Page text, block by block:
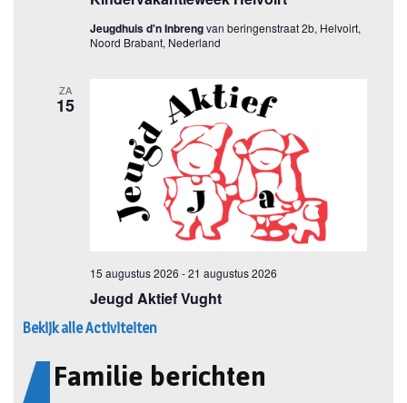
Bekijk alle Activiteiten
Familie berichten